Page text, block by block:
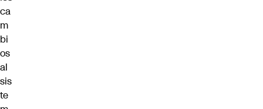
ca
m
bi
os
al
sis
te